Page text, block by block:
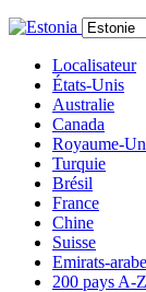
Localisateur
États-Unis
Australie
Canada
Royaume-
Turquie
Brésil
France
Chine
Suisse
Emirats-
200 pays A-Z